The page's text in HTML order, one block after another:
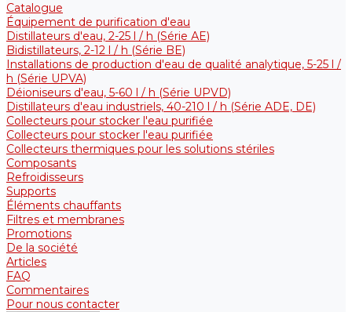
Catalogue
Équipement de purification d'eau
Distillateurs d'eau, 2-25 l / h (Série АE)
Bidistillateurs, 2-12 l / h (Série BE)
Installations de production d'eau de qualité analytique, 5-25 l /
h (Série UPVA)
Déioniseurs d'eau, 5-60 l / h (Série UPVD)
Distillateurs d'eau industriels, 40-210 l / h (Série ADE, DE)
Collecteurs pour stocker l'eau purifiée
Collecteurs pour stocker l'eau purifiée
Collecteurs thermiques pour les solutions stériles
Composants
Refroidisseurs
Supports
Éléments chauffants
Filtres et membranes
Promotions
De la société
Articles
FAQ
Commentaires
Pour nous contacter